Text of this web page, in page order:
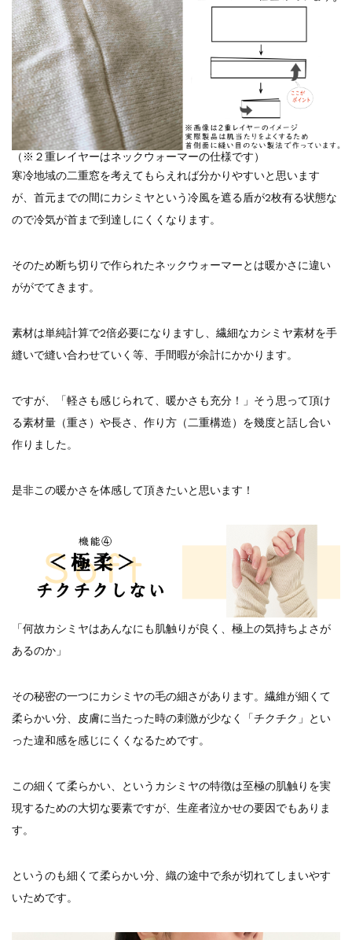
（※２重レイヤーはネックウォーマーの仕様です）
寒冷地域の二重窓を考えてもらえれば分かりやすいと思います
が、首元までの間にカシミヤという冷風を遮る盾が2枚有る状態な
ので冷気が首まで到達しにくくなります。
そのため断ち切りで作られたネックウォーマーとは暖かさに違い
ががでてきます。
素材は単純計算で2倍必要になりますし、繊細なカシミヤ素材を手
縫いで縫い合わせていく等、手間暇が余計にかかります。
ですが、「軽さも感じられて、暖かさも充分！」そう思って頂け
る素材量（重さ）や長さ、作り方（二重構造）を幾度と話し合い
作りました。
是非この暖かさを体感して頂きたいと思います！
「何故カシミヤはあんなにも肌触りが良く、極上の気持ちよさが
あるのか」
その秘密の一つにカシミヤの毛の細さがあります。繊維が細くて
柔らかい分、皮膚に当たった時の刺激が少なく「チクチク」とい
った違和感を感じにくくなるためです。
この細くて柔らかい、というカシミヤの特徴は至極の肌触りを実
現するための大切な要素ですが、生産者泣かせの要因でもありま
す。
というのも細くて柔らかい分、織の途中で糸が切れてしまいやす
いためです。